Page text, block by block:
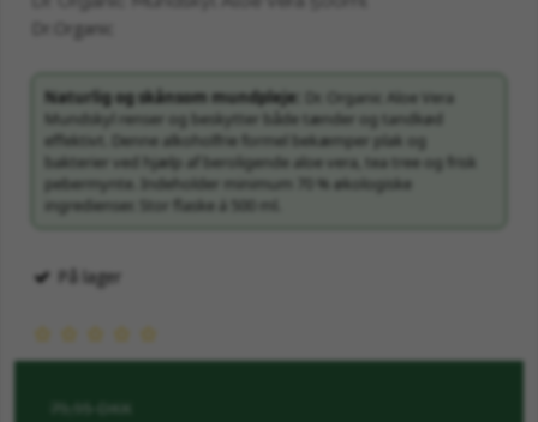
Dr.Organic
Naturlig og skånsom mundpleje:
Dr. Organic Aloe Vera
Mundskyl renser og beskytter både tænder og tandkød
effektivt. Denne alkoholfrie formel bekæmper plak og
bakterier ved hjælp af beroligende aloe vera, tea tree og frisk
pebermynte. Indeholder minimum 70 % økologiske
ingredienser. Stor flaske á 500 ml.
På lager
79,95 DKK